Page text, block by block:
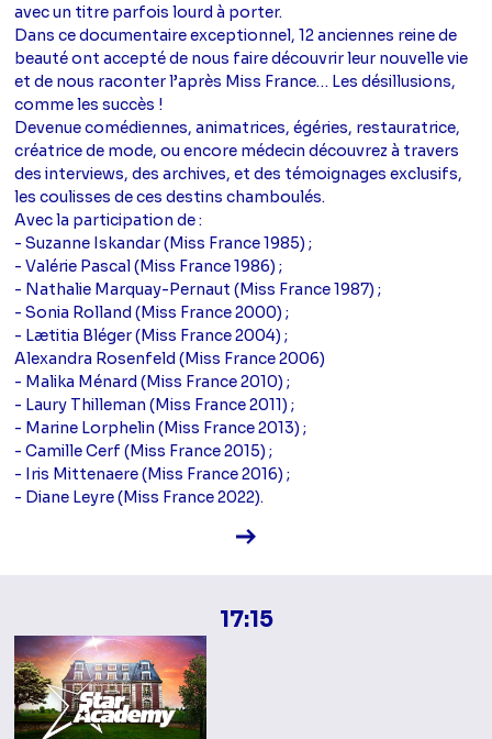
avec un titre parfois lourd à porter.
Dans ce documentaire exceptionnel, 12 anciennes reine de
beauté ont accepté de nous faire découvrir leur nouvelle vie
et de nous raconter l’après Miss France… Les désillusions,
comme les succès !
Devenue comédiennes, animatrices, égéries, restauratrice,
créatrice de mode, ou encore médecin découvrez à travers
des interviews, des archives, et des témoignages exclusifs,
les coulisses de ces destins chamboulés.
Avec la participation de :
- Suzanne Iskandar (Miss France 1985) ;
- Valérie Pascal (Miss France 1986) ;
- Nathalie Marquay-Pernaut (Miss France 1987) ;
- Sonia Rolland (Miss France 2000) ;
- Lætitia Bléger (Miss France 2004) ;
Alexandra Rosenfeld (Miss France 2006)
- Malika Ménard (Miss France 2010) ;
- Laury Thilleman (Miss France 2011) ;
- Marine Lorphelin (Miss France 2013) ;
- Camille Cerf (Miss France 2015) ;
- Iris Mittenaere (Miss France 2016) ;
- Diane Leyre (Miss France 2022).
Voir la fiche diffusion
17:15